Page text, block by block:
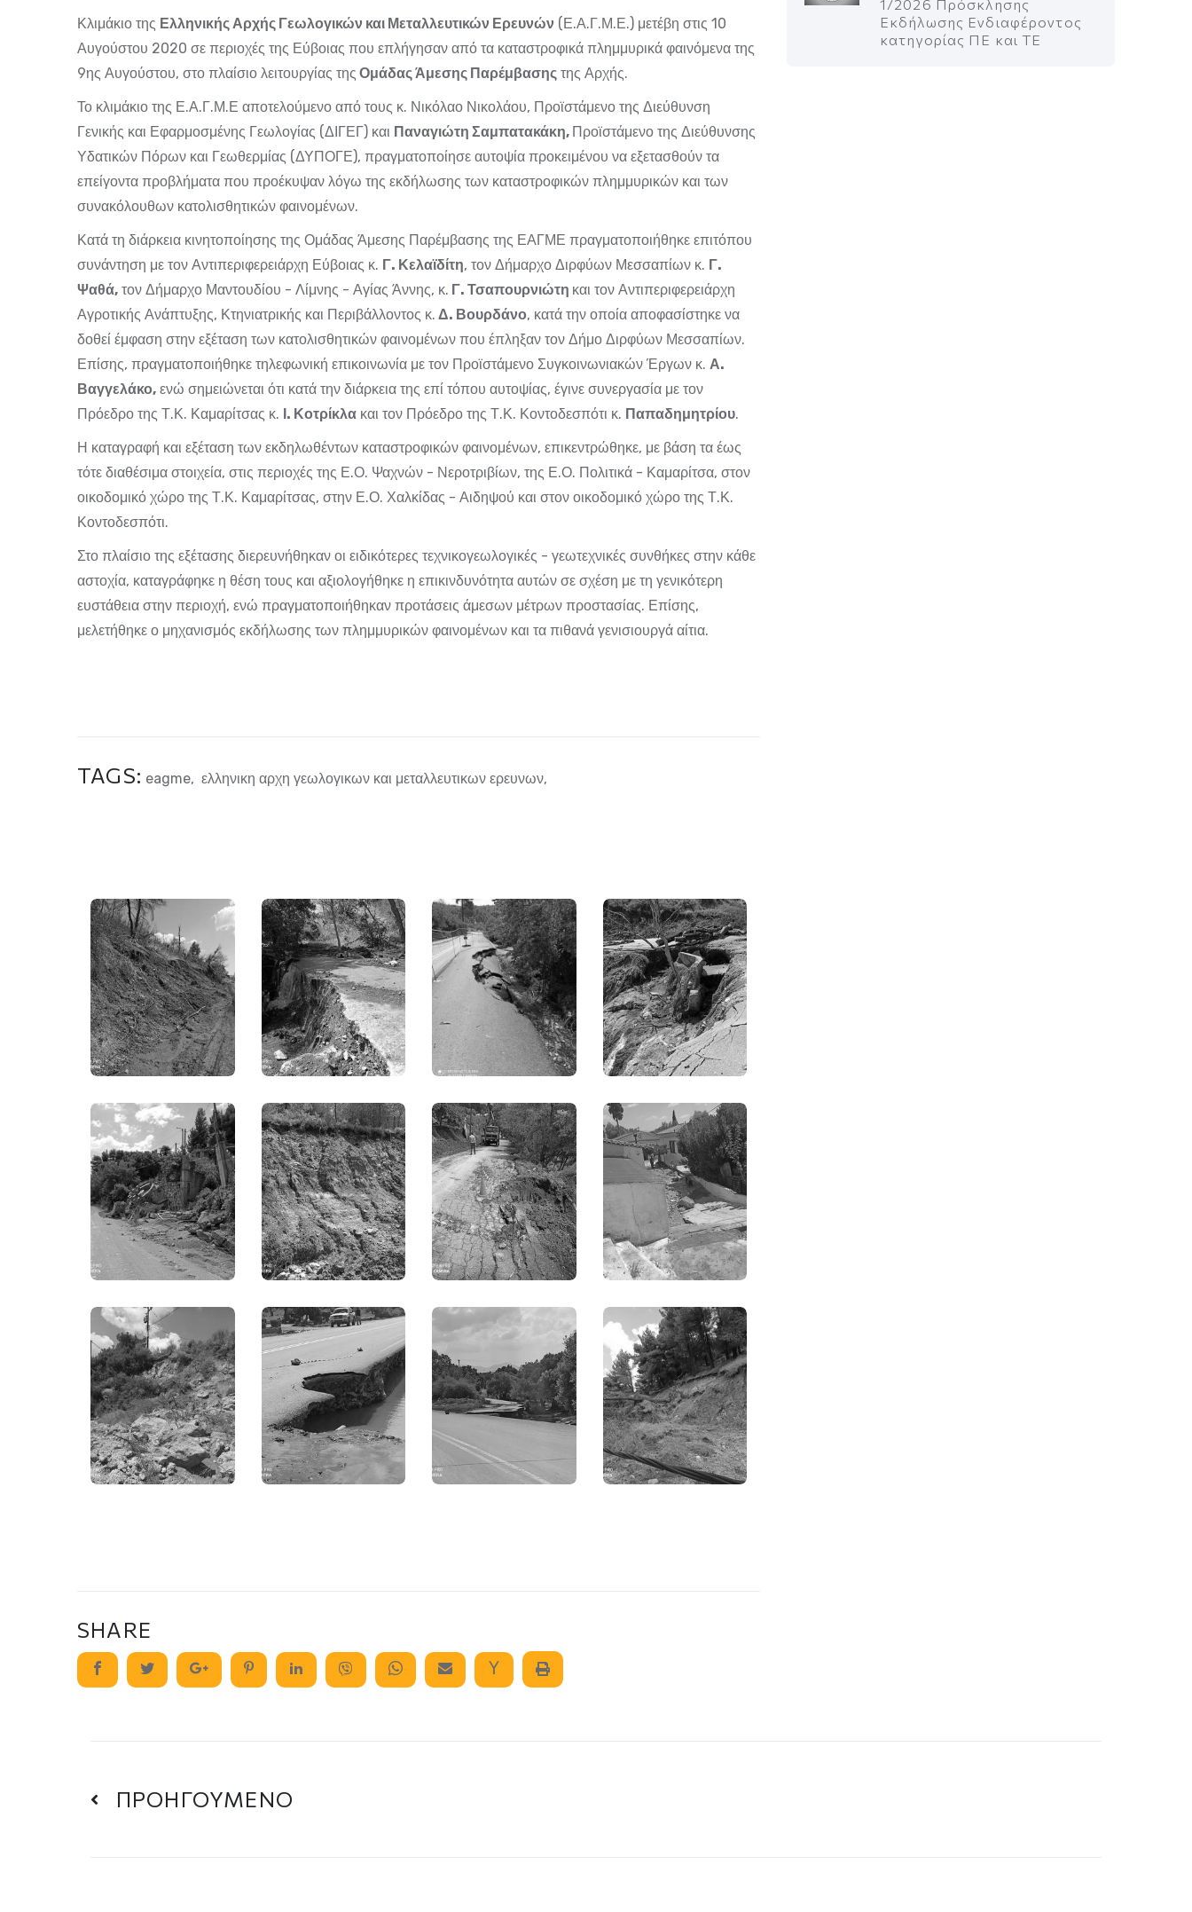
Κλιμάκιο της Ελληνικής Αρχής Γεωλογικών και Μεταλλευτικών Ερευνών (Ε.Α.Γ.Μ.Ε.) μετέβη στις 10
Αυγούστου 2020 σε περιοχές της Εύβοιας που επλήγησαν από τα καταστροφικά πλημμυρικά φαινόμενα της
9ης Αυγούστου, στο πλαίσιο λειτουργίας της Ομάδας Άμεσης Παρέμβασης της Αρχής.
Το κλιμάκιο της Ε.Α.Γ.Μ.Ε αποτελούμενο από τους κ. Νικόλαο Νικολάου, Προϊστάμενο της Διεύθυνση
Γενικής και Εφαρμοσμένης Γεωλογίας (ΔΙΓΕΓ) και Παναγιώτη Σαμπατακάκη, Προϊστάμενο της Διεύθυνσης
Υδατικών Πόρων και Γεωθερμίας (ΔΥΠΟΓΕ), πραγματοποίησε αυτοψία προκειμένου να εξετασθούν τα
επείγοντα προβλήματα που προέκυψαν λόγω της εκδήλωσης των καταστροφικών πλημμυρικών και των
συνακόλουθων κατολισθητικών φαινομένων.
Κατά τη διάρκεια κινητοποίησης της Ομάδας Άμεσης Παρέμβασης της ΕΑΓΜΕ πραγματοποιήθηκε επιτόπου
συνάντηση με τον Αντιπεριφερειάρχη Εύβοιας κ. Γ. Κελαϊδίτη, τον Δήμαρχο Διρφύων Μεσσαπίων κ. Γ.
Ψαθά, τον Δήμαρχο Μαντουδίου - Λίμνης - Αγίας Άννης, κ. Γ. Τσαπουρνιώτη και τον Αντιπεριφερειάρχη
Αγροτικής Ανάπτυξης, Κτηνιατρικής και Περιβάλλοντος κ. Δ. Βουρδάνο, κατά την οποία αποφασίστηκε να
δοθεί έμφαση στην εξέταση των κατολισθητικών φαινομένων που έπληξαν τον Δήμο Διρφύων Μεσσαπίων.
Επίσης, πραγματοποιήθηκε τηλεφωνική επικοινωνία με τον Προϊστάμενο Συγκοινωνιακών Έργων κ. Α.
Βαγγελάκο, ενώ σημειώνεται ότι κατά την διάρκεια της επί τόπου αυτοψίας, έγινε συνεργασία με τον
Πρόεδρο της Τ.Κ. Καμαρίτσας κ. Ι. Κοτρίκλα και τον Πρόεδρο της Τ.Κ. Κοντοδεσπότι κ. Παπαδημητρίου.
Η καταγραφή και εξέταση των εκδηλωθέντων καταστροφικών φαινομένων, επικεντρώθηκε, με βάση τα έως
τότε διαθέσιμα στοιχεία, στις περιοχές της Ε.Ο. Ψαχνών - Νεροτριβίων, της Ε.Ο. Πολιτικά - Καμαρίτσα, στον
οικοδομικό χώρο της Τ.Κ. Καμαρίτσας, στην Ε.Ο. Χαλκίδας - Αιδηψού και στον οικοδομικό χώρο της Τ.Κ.
Κοντοδεσπότι.
Στο πλαίσιο της εξέτασης διερευνήθηκαν οι ειδικότερες τεχνικογεωλογικές - γεωτεχνικές συνθήκες στην κάθε
αστοχία, καταγράφηκε η θέση τους και αξιολογήθηκε η επικινδυνότητα αυτών σε σχέση με τη γενικότερη
ευστάθεια στην περιοχή, ενώ πραγματοποιήθηκαν προτάσεις άμεσων μέτρων προστασίας. Επίσης,
μελετήθηκε ο μηχανισμός εκδήλωσης των πλημμυρικών φαινομένων και τα πιθανά γενισιουργά αίτια.
TAGS: eagme, ελληνικη αρχη γεωλογικων και μεταλλευτικων ερευνων,
SHARE
1/2026 Πρόσκλησης
Εκδήλωσης Ενδιαφέροντος
κατηγορίας ΠΕ και ΤΕ
ΠΡΟΗΓΟΥΜΕΝΟ